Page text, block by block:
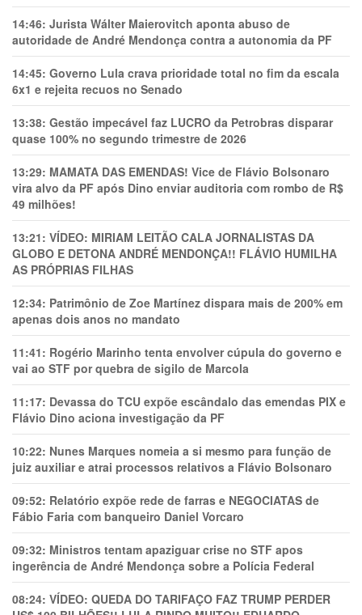
14:46: Jurista Wálter Maierovitch aponta abuso de
autoridade de André Mendonça contra a autonomia da PF
14:45: Governo Lula crava prioridade total no fim da escala
6x1 e rejeita recuos no Senado
13:38: Gestão impecável faz LUCRO da Petrobras disparar
quase 100% no segundo trimestre de 2026
13:29: MAMATA DAS EMENDAS! Vice de Flávio Bolsonaro
vira alvo da PF após Dino enviar auditoria com rombo de R$
49 milhões!
13:21: VÍDEO: MIRIAM LEITÃO CALA JORNALISTAS DA
GLOBO E DETONA ANDRÉ MENDONÇA!! FLÁVIO HUMILHA
AS PRÓPRIAS FILHAS
12:34: Patrimônio de Zoe Martínez dispara mais de 200% em
apenas dois anos no mandato
11:41: Rogério Marinho tenta envolver cúpula do governo e
vai ao STF por quebra de sigilo de Marcola
11:17: Devassa do TCU expõe escândalo das emendas PIX e
Flávio Dino aciona investigação da PF
10:22: Nunes Marques nomeia a si mesmo para função de
juiz auxiliar e atrai processos relativos a Flávio Bolsonaro
09:52: Relatório expõe rede de farras e NEGOCIATAS de
Fábio Faria com banqueiro Daniel Vorcaro
09:32: Ministros tentam apaziguar crise no STF apos
ingerência de André Mendonça sobre a Polícia Federal
08:24: VÍDEO: QUEDA DO TARIFAÇO FAZ TRUMP PERDER